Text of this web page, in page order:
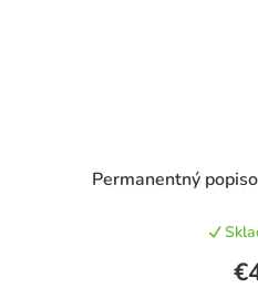
Permanentný